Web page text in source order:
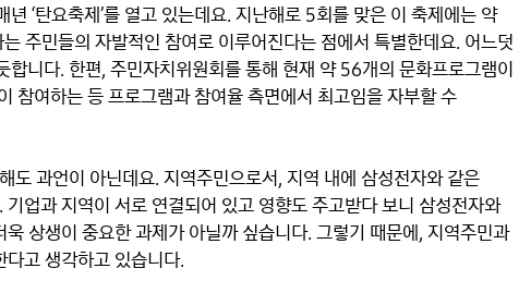
‘탄요축제’를 열고 있는데요. 지난해로 5회를 맞은 이 축제에는 약
주민들의 자발적인 참여로 이루어진다는 점에서 특별한데요. 어느덧
니다. 한편, 주민자치위원회를 통해 현재 약 56개의 문화프로그램이
참여하는 등 프로그램과 참여율 측면에서 최고임을 자부할 수
도 과언이 아닌데요. 지역주민으로서, 지역 내에 삼성전자와 같은
업과 지역이 서로 연결되어 있고 영향도 주고받다 보니 삼성전자와
상생이 중요한 과제가 아닐까 싶습니다. 그렇기 때문에, 지역주민과
고 생각하고 있습니다.